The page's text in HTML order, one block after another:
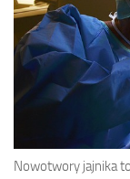
Nowotwory jajnika